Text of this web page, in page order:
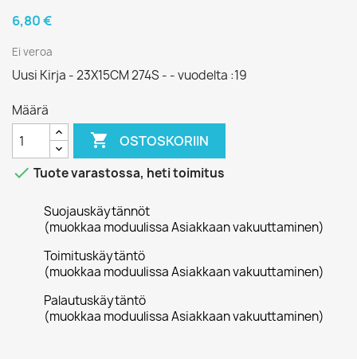
6,80 €
Ei veroa
Uusi Kirja - 23X15CM 274S - - vuodelta :19
Määrä
 OSTOSKORIIN
 Tuote varastossa, heti toimitus
Suojauskäytännöt
(muokkaa moduulissa Asiakkaan vakuuttaminen)
Toimituskäytäntö
(muokkaa moduulissa Asiakkaan vakuuttaminen)
Palautuskäytäntö
(muokkaa moduulissa Asiakkaan vakuuttaminen)